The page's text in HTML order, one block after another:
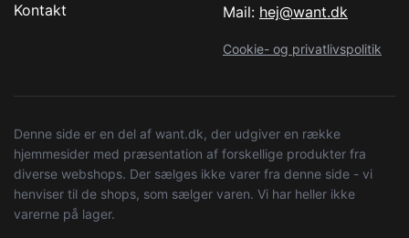
Kontakt
Mail: hej@want.dk
Cookie- og privatlivspolitik
Denne side er en del af want.dk, der udgiver en række
hjemmesider med præsentation af forskellige produkter fra
diverse webshops. Der sælges ikke varer fra denne side - vi
henviser til de shops, som sælger varen. Vi har heller ikke
varerne på lager.